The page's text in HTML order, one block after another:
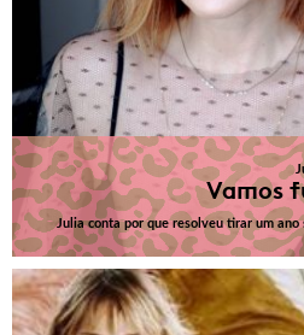
Vamos
Julia conta por que resolveu tirar um ano